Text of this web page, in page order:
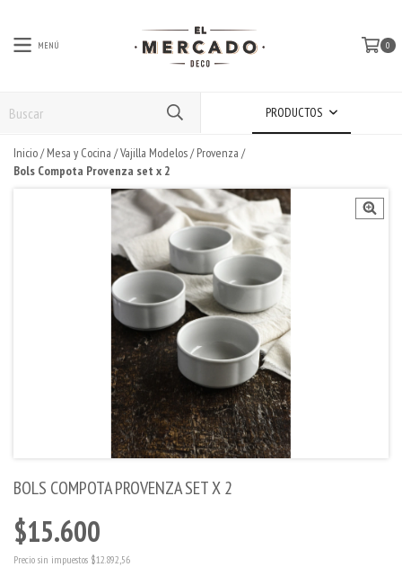
MENÚ 0
PRODUCTOS
Inicio/ Mesa y Cocina /Vajilla Modelos/ Provenza /
Bols Compota Provenza set x 2
BOLS COMPOTA PROVENZA SET X 2
$15.600
Precio sin impuestos $12.892,56